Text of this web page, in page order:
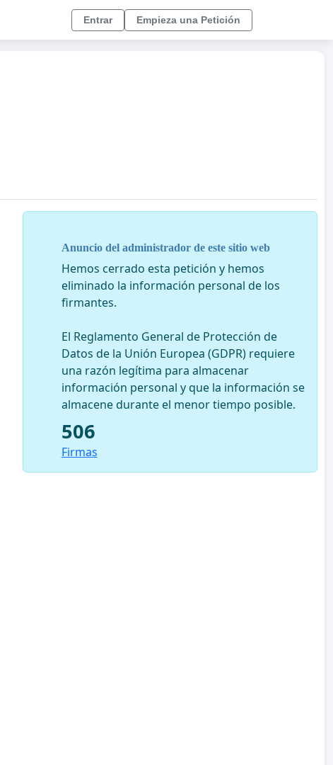
Entrar Empieza una Petición
Anuncio del administrador de este sitio web
Hemos cerrado esta petición y hemos
eliminado la información personal de los
firmantes.
El Reglamento General de Protección de
Datos de la Unión Europea (GDPR) requiere
una razón legítima para almacenar
información personal y que la información se
almacene durante el menor tiempo posible.
506
Firmas